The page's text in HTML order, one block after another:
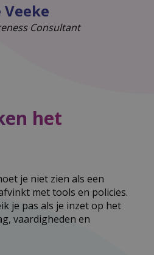
Consultant
het
je niet zien als een
met tools en policies.
je pas als je inzet op het
vaardigheden en